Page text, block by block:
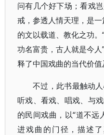
问有几个好下场；看戏
戒，参透人情天理，是
的文以载道、教化之功。
功名富贵，古人就是今
释了中国戏曲的当代价值
不过，此书最触动
听戏、看戏、唱戏、与
的民间戏曲，以“道不远
进戏曲的门径，描述